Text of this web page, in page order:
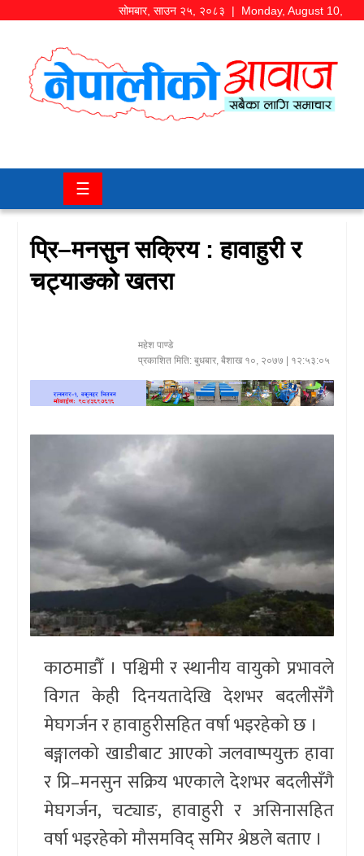
सोमबार,साउन २५, २०८३ | Monday, August 10,
समाज/
चितवन
कला/
मनोरञ्जन
खेलकुद
स्वास्थ्य/
रोचक
विचार/
अन्तर्वार्ता
☰
प्रि–मनसुन सक्रिय : हावाहुरी र
चट्याङको खतरा
महेश पाण्डे
प्रकाशित मिति: बुधबार, बैशाख १०, २०७७ | १२:५३:०५
काठमाडौँ । पश्चिमी र स्थानीय वायुको प्रभावले
विगत केही दिनयतादेखि देशभर बदलीसँगै
मेघगर्जन र हावाहुरीसहित वर्षा भइरहेको छ ।
बङ्गालको खाडीबाट आएको जलवाष्पयुक्त हावा
र प्रि–मनसुन सक्रिय भएकाले देशभर बदलीसँगै
मेघगर्जन, चट्याङ, हावाहुरी र असिनासहित
वर्षा भइरहेको मौसमविद् समिर श्रेष्ठले बताए ।